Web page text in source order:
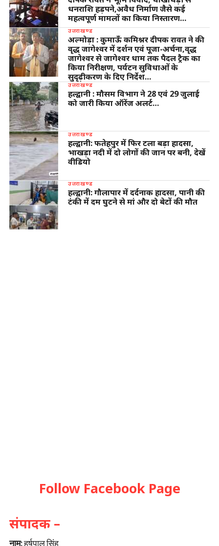
धनराशि हड़पने,अवैध निर्माण जैसे कई
महत्वपूर्ण मामलों का किया निस्तारण…
उत्तराखण्ड
अल्मोड़ा : कुमाऊँ कमिश्नर दीपक रावत ने की
वृद्ध जागेश्वर में दर्शन एवं पूजा-अर्चना,वृद्ध
जागेश्वर से जागेश्वर धाम तक पैदल ट्रैक का
किया निरीक्षण, पर्यटन सुविधाओं के
सुदृढ़ीकरण के दिए निर्देश…
उत्तराखण्ड
हल्द्वानी : मौसम विभाग ने 28 एवं 29 जुलाई
को जारी किया ऑरेंज अलर्ट…
उत्तराखण्ड
हल्द्वानी: फतेहपुर में फिर टला बड़ा हादसा,
भाखड़ा नदी में दो लोगों की जान पर बनी, देखें
वीडियो
उत्तराखण्ड
हल्द्वानी: गौलापार में दर्दनाक हादसा, पानी की
टंकी में दम घुटने से मां और दो बेटों की मौत
Follow Facebook Page
संपादक –
नाम:हर्षपाल सिंह